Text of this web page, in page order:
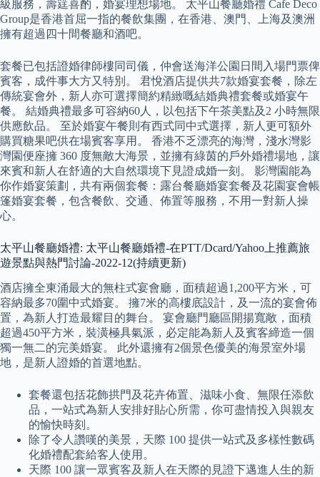
級服務，壽筳喜酌，婚宴理想場地。 太平山餐廳婚禮 Cafe Deco
Group是香港首屈一指的餐飲集團，在香港、澳門、上海及澳洲
擁有超過四十間餐廳和酒吧。
套餐已包括證婚律師樓同司儀，仲會送海洋公園日間入場門票俾
賓客，成件事大方又特別。 君悅酒店提供共7款婚宴套餐，除左
傳統宴會外，新人亦可選擇簡約精緻嘅結婚典禮套餐或婚宴午
餐。 結婚典禮最多可容納60人，以包括下午茶美點及2 小時無限
供應飲品。 至於婚宴午餐則有西式同中式選擇，新人更可額外
購買糖果吧供在場賓客享用。 香港不乏漂亮的海灣，淺水灣影
灣園便座擁 360 度無敵大海景，並擁有綠茵的戶外婚禮場地，讓
來賓和新人在舒適的大自然環境下見證成婚一刻。 影灣園能為
你作婚宴策劃，共有兩個套餐：露台餐廳婚宴套餐及花園宴會帳
篷婚宴套餐，包含餐飲、交通、佈置等服務，不用一對新人操
心。
太平山餐廳婚禮: 太平山餐廳婚禮-在PTT/Dcard/Yahoo上推薦旅
遊景點與熱門討論-2022-12(持續更新)
酒店擁全東涌最大的無柱式宴會廳，面積超過1,200平方米，可
容納最多70圍中式婚宴。 擁7米的高樓底設計，及一流的宴會佈
置，為新人打造最耀目的舞台。 宴會廳門廳區開揚寬敞，面積
超過450平方米，裝潢極具氣派，必定能為新人及賓客締造一個
獨一無二的完美婚宴。 此外還擁有2個景色優美的海景室外場
地，是新人證婚的首選地點。
套餐還包括花飾拱門及花卉佈置、滋味小食、無限任添飲
品，一站式為新人安排好貼心所需，你可盡情投入與親友
的愉快時刻。
除了令人讚嘆的美景，天際 100 提供一站式及多樣性數碼
化婚禮配套給客人使用。
天際 100 讓一眾賓客及新人在天際的見證下邁進人生的新